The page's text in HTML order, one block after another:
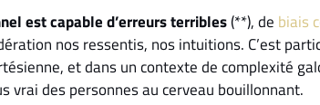
est capable d’erreurs terribles(**), de biais
nos ressentis, nos intuitions. C’est
et dans un contexte de complexité
vrai des personnes au cerveau bouillonnant.